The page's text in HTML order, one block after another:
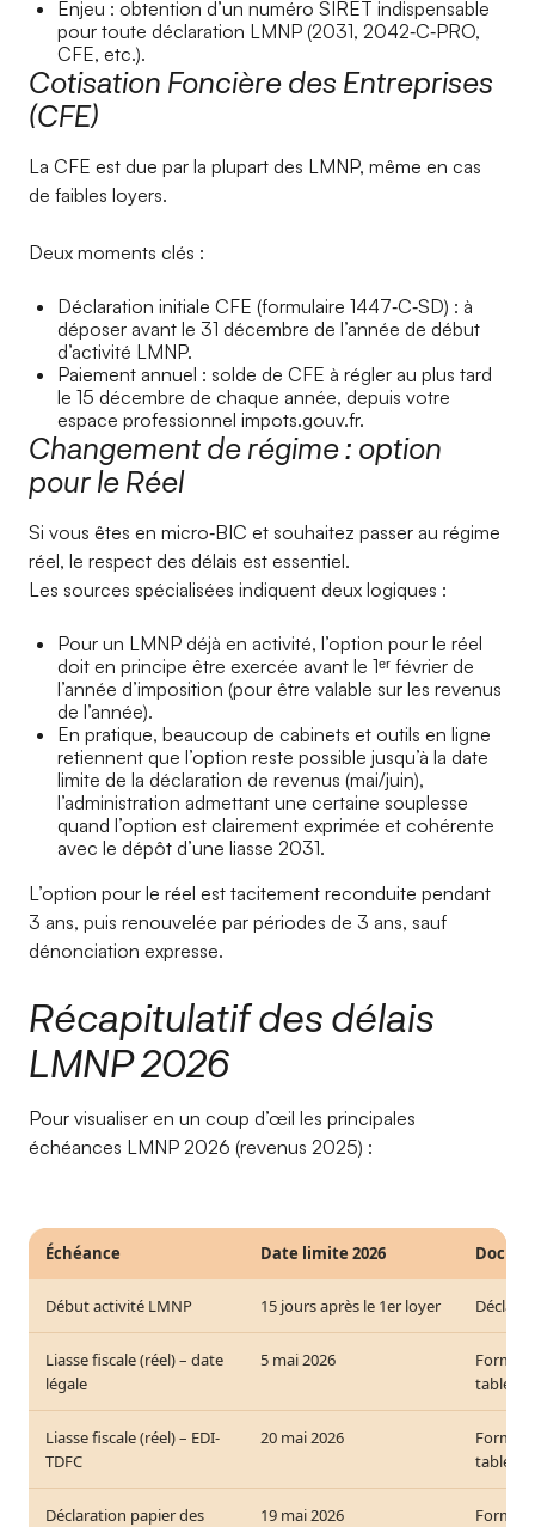
Enjeu : obtention d’un numéro SIRET indispensable
pour toute déclaration LMNP (2031, 2042‑C‑PRO,
CFE, etc.).
Cotisation Foncière des Entreprises
(CFE)
La CFE est due par la plupart des LMNP, même en cas
de faibles loyers.
Deux moments clés :
Déclaration initiale CFE (formulaire 1447‑C‑SD) : à
déposer avant le 31 décembre de l’année de début
d’activité LMNP.
Paiement annuel : solde de CFE à régler au plus tard
le 15 décembre de chaque année, depuis votre
espace professionnel impots.gouv.fr.
Changement de régime : option
pour le Réel
Si vous êtes en micro‑BIC et souhaitez passer au régime
réel, le respect des délais est essentiel.
Les sources spécialisées indiquent deux logiques :
Pour un LMNP déjà en activité, l’option pour le réel
doit en principe être exercée avant le 1ᵉʳ février de
l’année d’imposition (pour être valable sur les revenus
de l’année).
En pratique, beaucoup de cabinets et outils en ligne
retiennent que l’option reste possible jusqu’à la date
limite de la déclaration de revenus (mai/juin),
l’administration admettant une certaine souplesse
quand l’option est clairement exprimée et cohérente
avec le dépôt d’une liasse 2031.
L’option pour le réel est tacitement reconduite pendant
3 ans, puis renouvelée par périodes de 3 ans, sauf
dénonciation expresse.
Récapitulatif des délais
LMNP 2026
Pour visualiser en un coup d’œil les principales
échéances LMNP 2026 (revenus 2025) :
Échéance Date limite 2026
Début activité LMNP 15 jours après le 1er loyer
Liasse fiscale (réel) – date
légale
5 mai 2026
Liasse fiscale (réel) – EDI-
TDFC
20 mai 2026
Déclaration papier des
19 mai 2026